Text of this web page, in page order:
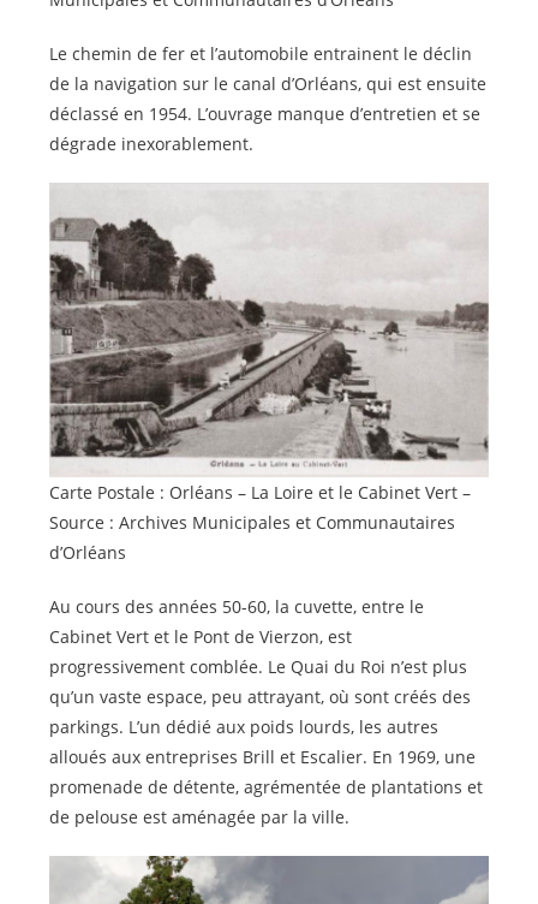
Le chemin de fer et l’automobile entrainent le déclin
de la navigation sur le canal d’Orléans, qui est ensuite
déclassé en 1954. L’ouvrage manque d’entretien et se
dégrade inexorablement.
Carte Postale : Orléans – La Loire et le Cabinet Vert –
Source : Archives Municipales et Communautaires
d’Orléans
Au cours des années 50-60, la cuvette, entre le
Cabinet Vert et le Pont de Vierzon, est
progressivement comblée. Le Quai du Roi n’est plus
qu’un vaste espace, peu attrayant, où sont créés des
parkings. L’un dédié aux poids lourds, les autres
alloués aux entreprises Brill et Escalier. En 1969, une
promenade de détente, agrémentée de plantations et
de pelouse est aménagée par la ville.